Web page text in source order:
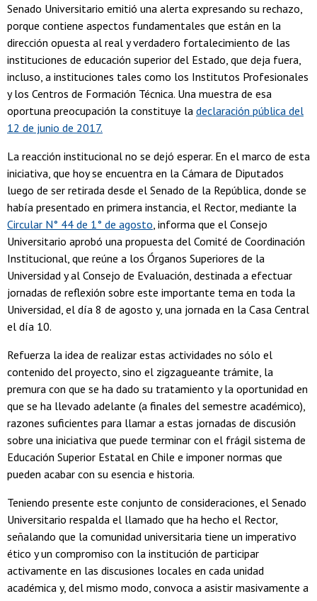
Senado Universitario emitió una alerta expresando su rechazo,
porque contiene aspectos fundamentales que están en la
dirección opuesta al real y verdadero fortalecimiento de las
instituciones de educación superior del Estado, que deja fuera,
incluso, a instituciones tales como los Institutos Profesionales
y los Centros de Formación Técnica. Una muestra de esa
oportuna preocupación la constituye la declaración pública del
12 de junio de 2017.
La reacción institucional no se dejó esperar. En el marco de esta
iniciativa, que hoy se encuentra en la Cámara de Diputados
luego de ser retirada desde el Senado de la República, donde se
había presentado en primera instancia, el Rector, mediante la
Circular N° 44 de 1° de agosto , informa que el Consejo
Universitario aprobó una propuesta del Comité de Coordinación
Institucional, que reúne a los Órganos Superiores de la
Universidad y al Consejo de Evaluación, destinada a efectuar
jornadas de reflexión sobre este importante tema en toda la
Universidad, el día 8 de agosto y, una jornada en la Casa Central
el día 10.
Refuerza la idea de realizar estas actividades no sólo el
contenido del proyecto, sino el zigzagueante trámite, la
premura con que se ha dado su tratamiento y la oportunidad en
que se ha llevado adelante (a finales del semestre académico),
razones suficientes para llamar a estas jornadas de discusión
sobre una iniciativa que puede terminar con el frágil sistema de
Educación Superior Estatal en Chile e imponer normas que
pueden acabar con su esencia e historia.
Teniendo presente este conjunto de consideraciones, el Senado
Universitario respalda el llamado que ha hecho el Rector,
señalando que la comunidad universitaria tiene un imperativo
ético y un compromiso con la institución de participar
activamente en las discusiones locales en cada unidad
académica y, del mismo modo, convoca a asistir masivamente a